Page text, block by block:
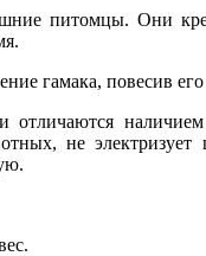
питомцы. Они
гамака, повесив
наличием
не электризует